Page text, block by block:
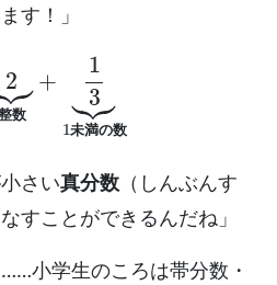
す！」
未満の数
さい真分数 （しんぶんす
すことができるんだね」
……小学生のころは帯分数・